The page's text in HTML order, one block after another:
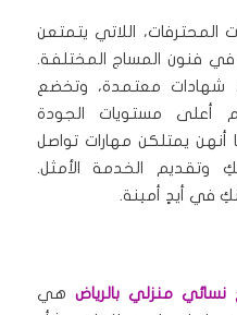
المحترفات، اللاتي يتمتعن
فنون المساج المختلفة.
شهادات معتمدة، وتخضع
أعلى مستويات الجودة
يمتلكن مهارات تواصل
وتقديم الخدمة الأمثل.
في أيدٍ أمينة.
منزلي بالرياض هي